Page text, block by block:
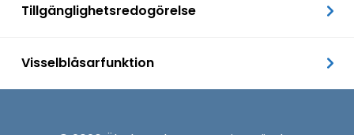
Tillgänglighetsredogörelse
Visselblåsarfunktion